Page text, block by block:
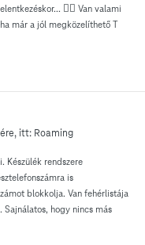
🤷‍♂️ Van valami
már a jól megközelíthető T
itt: Roaming
Készülék rendszere
is
blokkolja. Van fehérlistája
hogy nincs más